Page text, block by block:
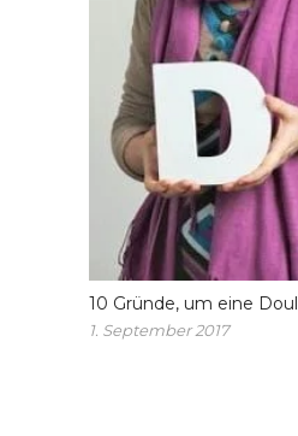
10 Gründe, um eine
1. September 2017